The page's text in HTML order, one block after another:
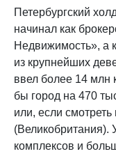
Петербургский
начинал как
Недвижимость», а
из крупнейших
ввел более 14 млн
бы город на 470
или, если
комплексов и